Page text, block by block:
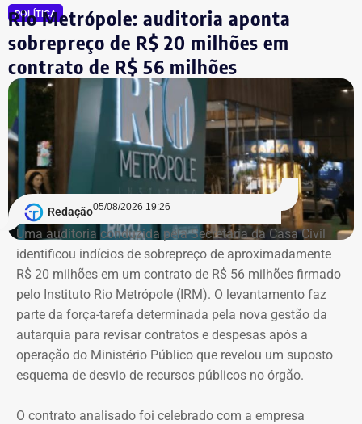
Agora candidato à reeleição na Assembleia Legislativa do
Rio (Alerj) pelo PSD, Cozzolino declarou mais de R$ 610
mil em bens. Entre os itens informados à Justiça Eleitoral
estão dois registros classificados genericamente como
“outros bens e direitos”, nos valores de R$ 95.985,48 e R$
97.555,75.
As declarações de bens são prestadas pelos próprios
candidatos à Justiça Eleitoral e podem considerar os
valores históricos de aquisição dos bens, e não
necessariamente seus preços de mercado.
O crescimento patrimonial, por si só, não indica a
existência de irregularidades.
POLÍTICA
Rio Metrópole: auditoria aponta
sobrepreço de R$ 20 milhões em
contrato de R$ 56 milhões
Redação05/08/2026 19:26
Uma auditoria conduzida pela Secretaria da Casa Civil
identificou indícios de sobrepreço de aproximadamente
R$ 20 milhões em um contrato de R$ 56 milhões firmado
pelo Instituto Rio Metrópole (IRM). O levantamento faz
parte da força-tarefa determinada pela nova gestão da
autarquia para revisar contratos e despesas após a
operação do Ministério Público que revelou um suposto
esquema de desvio de recursos públicos no órgão.
O contrato analisado foi celebrado com a empresa